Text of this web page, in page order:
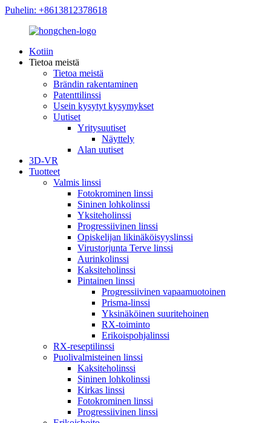
Puhelin: +8613812378618
Kotiin
Tietoa meistä
Tietoa meistä
Brändin rakentaminen
Patenttilinssi
Usein kysytyt kysymykset
Uutiset
Yritysuutiset
Näyttely
Alan uutiset
3D-VR
Tuotteet
Valmis linssi
Fotokrominen linssi
Sininen lohkolinssi
Yksiteholinssi
Progressiivinen linssi
Opiskelijan likinäköisyyslinssi
Virustorjunta Terve linssi
Aurinkolinssi
Kaksiteholinssi
Pintainen linssi
Progressiivinen vapaamuotoinen
Prisma-linssi
Yksinäköinen suuritehoinen
RX-toiminto
Erikoispohjalinssi
RX-reseptilinssi
Puolivalmisteinen linssi
Kaksiteholinssi
Sininen lohkolinssi
Kirkas linssi
Fotokrominen linssi
Progressiivinen linssi